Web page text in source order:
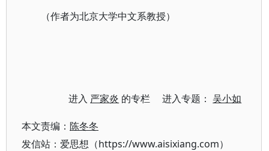
（作者为北京大学中文系教授）
进入 严家炎 的专栏 进入专题：吴小如
本文责编： 陈冬冬
发信站：爱思想（https://www.aisixiang.com）